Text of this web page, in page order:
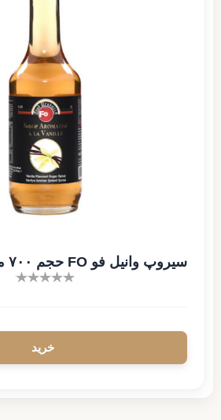
سیروپ وانیل فو FO حجم ۷۰۰ میل